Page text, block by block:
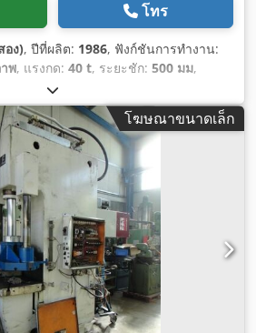
โทร
อง), ปีที่ผลิต: 1986, ฟังก์ชันการทำงาน:
พ, แรงกด: 40 t, ระยะชัก: 500 มม,
100 มม./วินาที
องโต๊ะ:630 มม, ความยาวโต๊ะ:500 มม,
:450 มม, ความยาวแผ่นเหยียบ:380 มม,
300 ล, ความยาวทั้งหมด:1,150 มม
มม , ความสูงรวม:3,050 มม
งระหว่างแท่น:800 มม
โฆษณาขนาดเล็ก